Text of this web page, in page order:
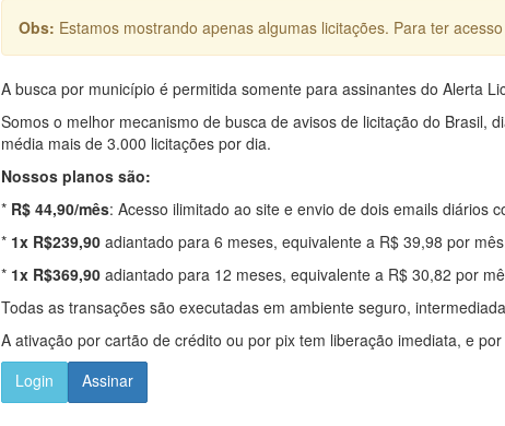
Obs: Estamos mostrando apenas algumas licitações. Para ter
A busca por município é permitida somente para assinantes do Alerta
Somos o melhor mecanismo de busca de avisos de licitação do Brasil,
média mais de 3.000 licitações por dia.
Nossos planos são:
* R$ 44,90/mês: Acesso ilimitado ao site e envio de dois emails diários
* 1x R$239,90 adiantado para 6 meses, equivalente a R$ 39,98 por
* 1x R$369,90 adiantado para 12 meses, equivalente a R$ 30,82 por
Todas as transações são executadas em ambiente seguro,
A ativação por cartão de crédito ou por pix tem liberação imediata, e
Login
Assinar